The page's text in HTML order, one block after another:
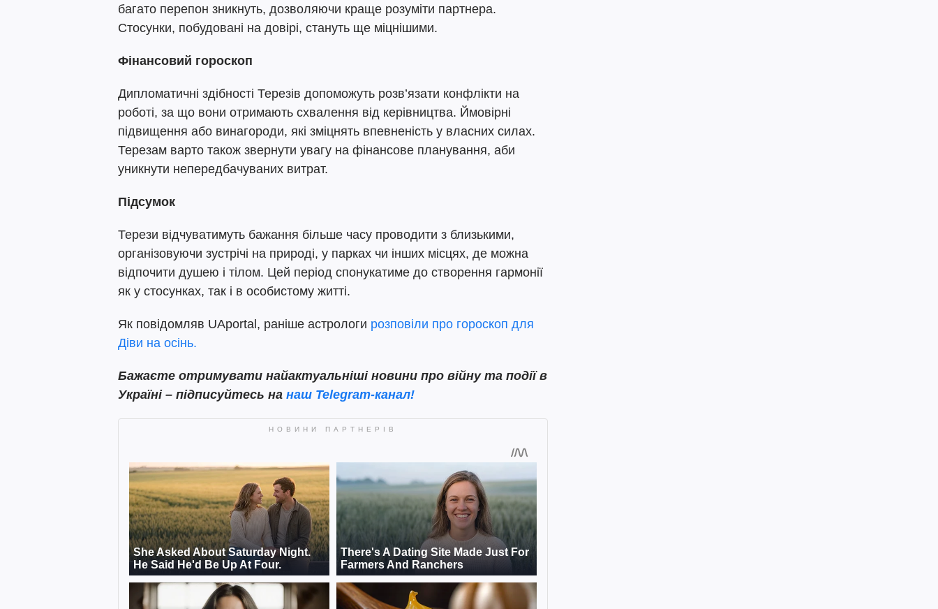
багато перепон зникнуть, дозволяючи краще розуміти партнера.
Стосунки, побудовані на довірі, стануть ще міцнішими.
Фінансовий гороскоп
Дипломатичні здібності Терезів допоможуть розв’язати конфлікти на
роботі, за що вони отримають схвалення від керівництва. Ймовірні
підвищення або винагороди, які зміцнять впевненість у власних силах.
Терезам варто також звернути увагу на фінансове планування, аби
уникнути непередбачуваних витрат.
Підсумок
Терези відчуватимуть бажання більше часу проводити з близькими,
організовуючи зустрічі на природі, у парках чи інших місцях, де можна
відпочити душею і тілом. Цей період спонукатиме до створення гармонії
як у стосунках, так і в особистому житті.
Як повідомляв UAportal, раніше астрологи розповіли про гороскоп для
Діви на осінь.
Бажаєте отримувати найактуальніші новини про війну та події в
Україні – підписуйтесь на наш Telegram-канал!